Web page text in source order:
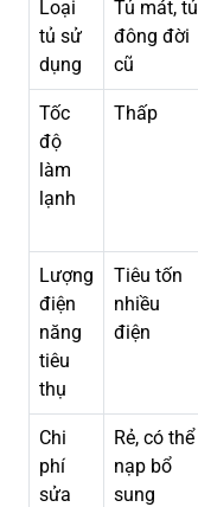
Loại
tủ sử
dụng
Tủ mát, tủ
đông đời
cũ
Tốc
độ
làm
lạnh
Thấp
Lượng
điện
năng
tiêu
thụ
Tiêu tốn
nhiều
điện
Chi
phí
sửa
Rẻ, có thể
nạp bổ
sung